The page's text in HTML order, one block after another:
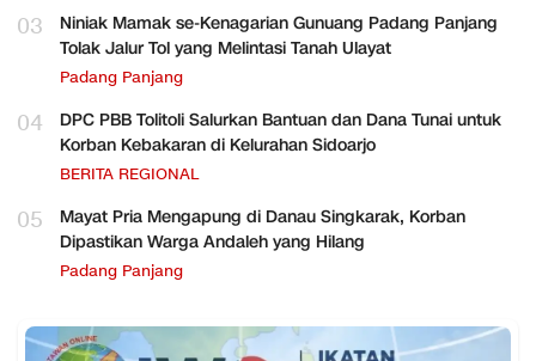
03
Niniak Mamak se-Kenagarian Gunuang Padang Panjang
Tolak Jalur Tol yang Melintasi Tanah Ulayat
Padang Panjang
04
DPC PBB Tolitoli Salurkan Bantuan dan Dana Tunai untuk
Korban Kebakaran di Kelurahan Sidoarjo
BERITA REGIONAL
05
Mayat Pria Mengapung di Danau Singkarak, Korban
Dipastikan Warga Andaleh yang Hilang
Padang Panjang